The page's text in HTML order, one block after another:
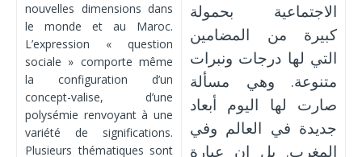
nouvelles dimensions dans
le monde et au Maroc.
L’expression « question
sociale » comporte même
la configuration d’un
concept-valise, d’une
polysémie renvoyant à une
variété de significations.
Plusieurs thématiques sont
الاجتماعية بحمولة
كبيرة من المضامين
التي لها درجات ونبرات
متنوعة. وهي مسألة
صارت لها اليوم أبعاد
جديدة في العالم وفي
المغرب. بل إن عبارة